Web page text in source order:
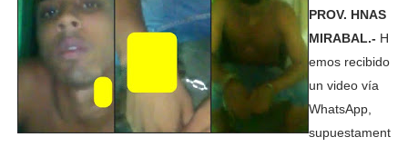
PROV. HNAS
MIRABAL.- H
emos recibido
un video vía
WhatsApp,
supuestament